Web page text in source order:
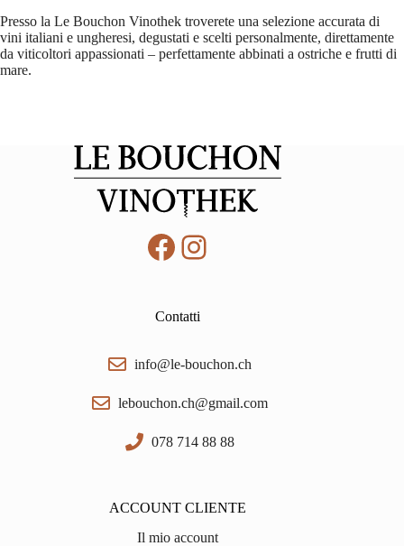
Presso la Le Bouchon Vinothek troverete una selezione accurata di
vini italiani e ungheresi, degustati e scelti personalmente, direttamente
da viticoltori appassionati – perfettamente abbinati a ostriche e frutti di
mare.
Facebook
Instagram
Contatti
info@le-bouchon.ch
lebouchon.ch@gmail.com
078 714 88 88
ACCOUNT CLIENTE
Il mio account